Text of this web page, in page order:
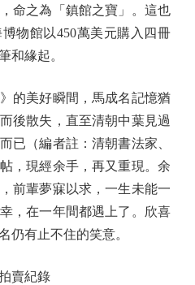
命之為「鎮館之寶」。這也
物館以450萬美元購入四冊
和緣起。
美好瞬間，馬成名記憶猶
後散失，直至清朝中葉見過
已（編者註：清朝書法家、
，現經余手，再又重現。余
前輩夢寐以求，一生未能一
，在一年間都遇上了。欣喜
仍有止不住的笑意。
賣紀錄